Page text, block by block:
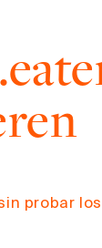
probar